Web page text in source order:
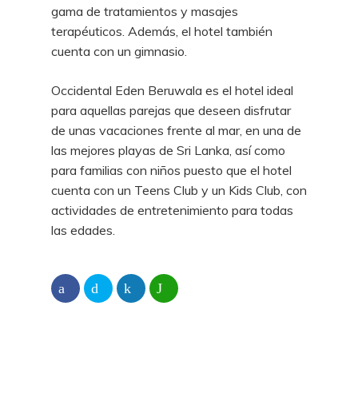
gama de tratamientos y masajes
terapéuticos. Además, el hotel también
cuenta con un gimnasio.
Occidental Eden Beruwala es el hotel ideal
para aquellas parejas que deseen disfrutar
de unas vacaciones frente al mar, en una de
las mejores playas de Sri Lanka, así como
para familias con niños puesto que el hotel
cuenta con un Teens Club y un Kids Club, con
actividades de entretenimiento para todas
las edades.